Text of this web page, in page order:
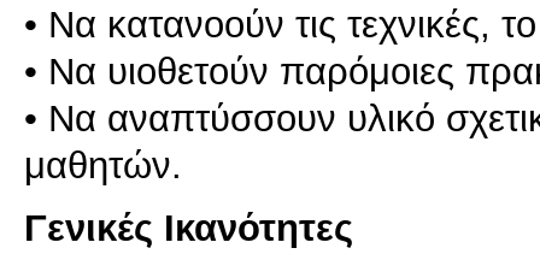
• Να κατανοούν τις τεχνικές,
• Να υιοθετούν παρόμοιες
• Να αναπτύσσουν υλικό
Γενικές Ικανότητες